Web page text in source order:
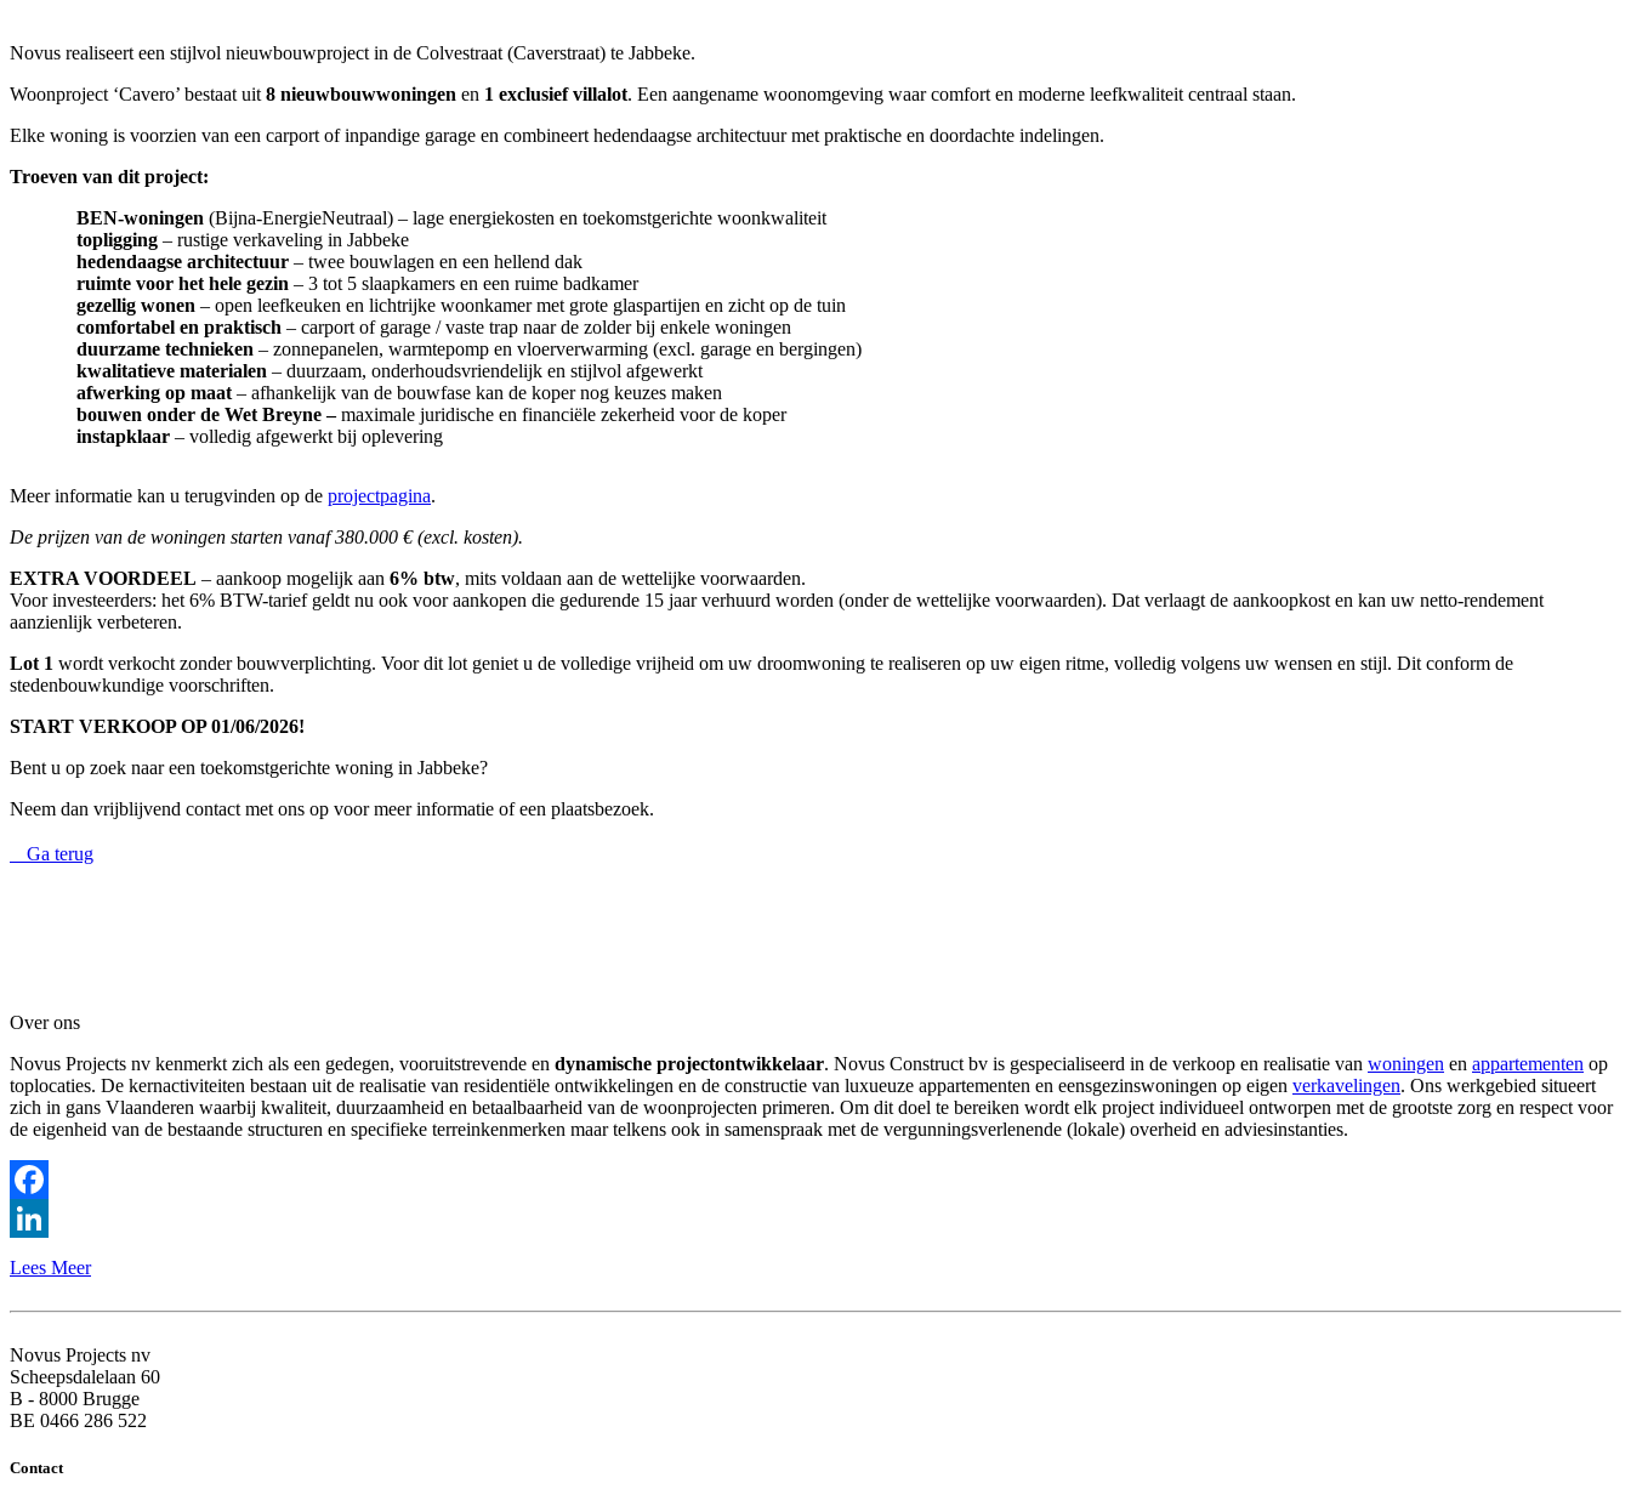
Novus realiseert een stijlvol nieuwbouwproject in de Colvestraat (Caverstraat) te Jabbeke.
Woonproject ‘Cavero’ bestaat uit 8 nieuwbouwwoningen en 1 exclusief villalot. Een aangename woonomgeving waar comfort en moderne leefkwaliteit centraal staan.
Elke woning is voorzien van een carport of inpandige garage en combineert hedendaagse architectuur met praktische en doordachte indelingen.
Troeven van dit project:
BEN-woningen (Bijna-EnergieNeutraal) – lage energiekosten en toekomstgerichte woonkwaliteit
topligging – rustige verkaveling in Jabbeke
hedendaagse architectuur – twee bouwlagen en een hellend dak
ruimte voor het hele gezin – 3 tot 5 slaapkamers en een ruime badkamer
gezellig wonen – open leefkeuken en lichtrijke woonkamer met grote glaspartijen en zicht op de tuin
comfortabel en praktisch – carport of garage / vaste trap naar de zolder bij enkele woningen
duurzame technieken – zonnepanelen, warmtepomp en vloerverwarming (excl. garage en bergingen)
kwalitatieve materialen – duurzaam, onderhoudsvriendelijk en stijlvol afgewerkt
afwerking op maat – afhankelijk van de bouwfase kan de koper nog keuzes maken
bouwen onder de Wet Breyne –maximale juridische en financiële zekerheid voor de koper
instapklaar – volledig afgewerkt bij oplevering
Meer informatie kan u terugvinden op de projectpagina.
De prijzen van de woningen starten vanaf 380.000 € (excl. kosten).
EXTRA VOORDEEL – aankoop mogelijk aan 6% btw, mits voldaan aan de wettelijke voorwaarden.
Voor investeerders: het 6% BTW-tarief geldt nu ook voor aankopen die gedurende 15 jaar verhuurd worden (onder de wettelijke voorwaarden). Dat verlaagt de aankoopkost en kan uw netto-rendement
aanzienlijk verbeteren.
Lot 1 wordt verkocht zonder bouwverplichting. Voor dit lot geniet u de volledige vrijheid om uw droomwoning te realiseren op uw eigen ritme, volledig volgens uw wensen en stijl. Dit conform de
stedenbouwkundige voorschriften.
START VERKOOP OP 01/06/2026!
Bent u op zoek naar een toekomstgerichte woning in Jabbeke?
Neem dan vrijblijvend contact met ons op voor meer informatie of een plaatsbezoek.
Ga terug
Over ons
Novus Projects nv kenmerkt zich als een gedegen, vooruitstrevende en dynamische projectontwikkelaar. Novus Construct bv is gespecialiseerd in de verkoop en realisatie van woningen en appartementen op
toplocaties. De kernactiviteiten bestaan uit de realisatie van residentiële ontwikkelingen en de constructie van luxueuze appartementen en eensgezinswoningen op eigen verkavelingen. Ons werkgebied situeert
zich in gans Vlaanderen waarbij kwaliteit, duurzaamheid en betaalbaarheid van de woonprojecten primeren. Om dit doel te bereiken wordt elk project individueel ontworpen met de grootste zorg en respect voor
de eigenheid van de bestaande structuren en specifieke terreinkenmerken maar telkens ook in samenspraak met de vergunningsverlenende (lokale) overheid en adviesinstanties.
Facebook
LinkedIn
Lees Meer
Novus Projects nv
Scheepsdalelaan 60
B - 8000 Brugge
BE 0466 286 522
Contact